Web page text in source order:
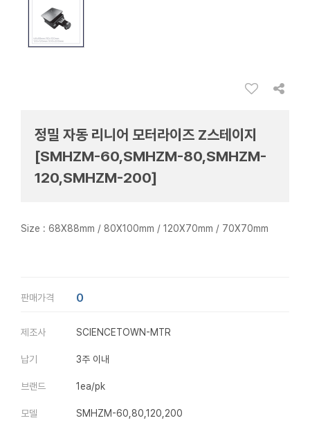
정밀 자동 리니어 모터라이즈 Z스테이지
[SMHZM-60,SMHZM-80,SMHZM-
120,SMHZM-200]
Size : 68X88mm / 80X100mm / 120X70mm / 70X70mm
판매가격 0
제조사 SCIENCETOWN-MTR
납기 3주 이내
브랜드 1ea/pk
모델 SMHZM-60,80,120,200